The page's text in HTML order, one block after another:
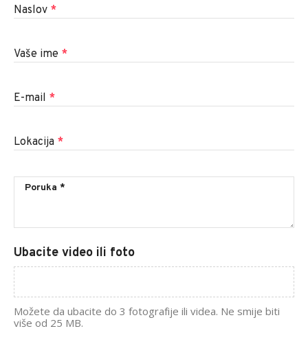
Naslov *
Vaše ime *
E-mail *
Lokacija *
Ubacite video ili foto
Možete da ubacite do 3 fotografije ili videa. Ne smije biti
više od 25 MB.